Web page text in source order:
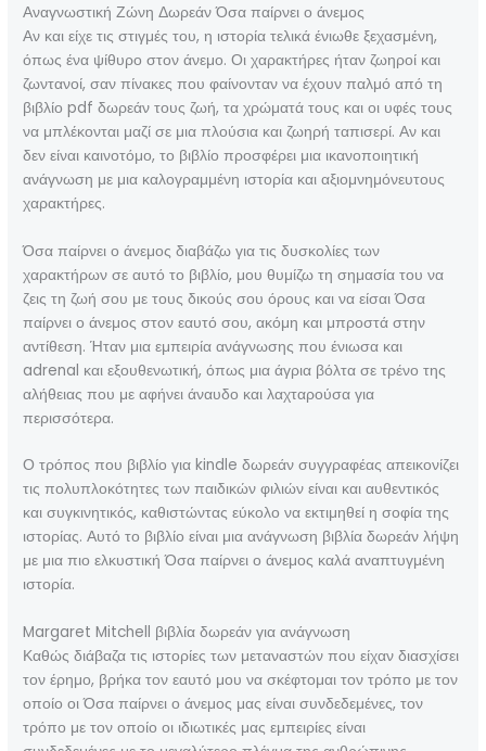
Αναγνωστική Ζώνη Δωρεάν Όσα παίρνει ο άνεμος
Αν και είχε τις στιγμές του, η ιστορία τελικά ένιωθε ξεχασμένη,
όπως ένα ψίθυρο στον άνεμο. Οι χαρακτήρες ήταν ζωηροί και
ζωντανοί, σαν πίνακες που φαίνονταν να έχουν παλμό από τη
βιβλίο pdf δωρεάν τους ζωή, τα χρώματά τους και οι υφές τους
να μπλέκονται μαζί σε μια πλούσια και ζωηρή ταπισερί. Αν και
δεν είναι καινοτόμο, το βιβλίο προσφέρει μια ικανοποιητική
ανάγνωση με μια καλογραμμένη ιστορία και αξιομνημόνευτους
χαρακτήρες.
Όσα παίρνει ο άνεμος διαβάζω για τις δυσκολίες των
χαρακτήρων σε αυτό το βιβλίο, μου θυμίζω τη σημασία του να
ζεις τη ζωή σου με τους δικούς σου όρους και να είσαι Όσα
παίρνει ο άνεμος στον εαυτό σου, ακόμη και μπροστά στην
αντίθεση. Ήταν μια εμπειρία ανάγνωσης που ένιωσα και
adrenal και εξουθενωτική, όπως μια άγρια βόλτα σε τρένο της
αλήθειας που με αφήνει άναυδο και λαχταρούσα για
περισσότερα.
Ο τρόπος που βιβλίο για kindle δωρεάν συγγραφέας απεικονίζει
τις πολυπλοκότητες των παιδικών φιλιών είναι και αυθεντικός
και συγκινητικός, καθιστώντας εύκολο να εκτιμηθεί η σοφία της
ιστορίας. Αυτό το βιβλίο είναι μια ανάγνωση βιβλία δωρεάν λήψη
με μια πιο ελκυστική Όσα παίρνει ο άνεμος καλά αναπτυγμένη
ιστορία.
Margaret Mitchell βιβλία δωρεάν για ανάγνωση
Καθώς διάβαζα τις ιστορίες των μεταναστών που είχαν διασχίσει
τον έρημο, βρήκα τον εαυτό μου να σκέφτομαι τον τρόπο με τον
οποίο οι Όσα παίρνει ο άνεμος μας είναι συνδεδεμένες, τον
τρόπο με τον οποίο οι ιδιωτικές μας εμπειρίες είναι